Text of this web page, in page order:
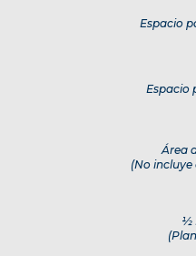
Espacio
Espacio
Área
(No
½